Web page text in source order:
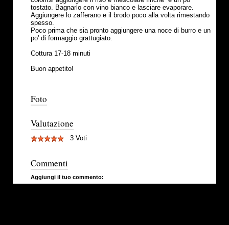
tostato. Bagnarlo con vino bianco e lasciare evaporare.
Aggiungere lo zafferano e il brodo poco alla volta rimestando
spesso.
Poco prima che sia pronto aggiungere una noce di burro e un
po' di formaggio grattugiato.
Cottura 17-18 minuti
Buon appetito!
Foto
Valutazione
3 Voti
Commenti
Aggiungi il tuo commento: